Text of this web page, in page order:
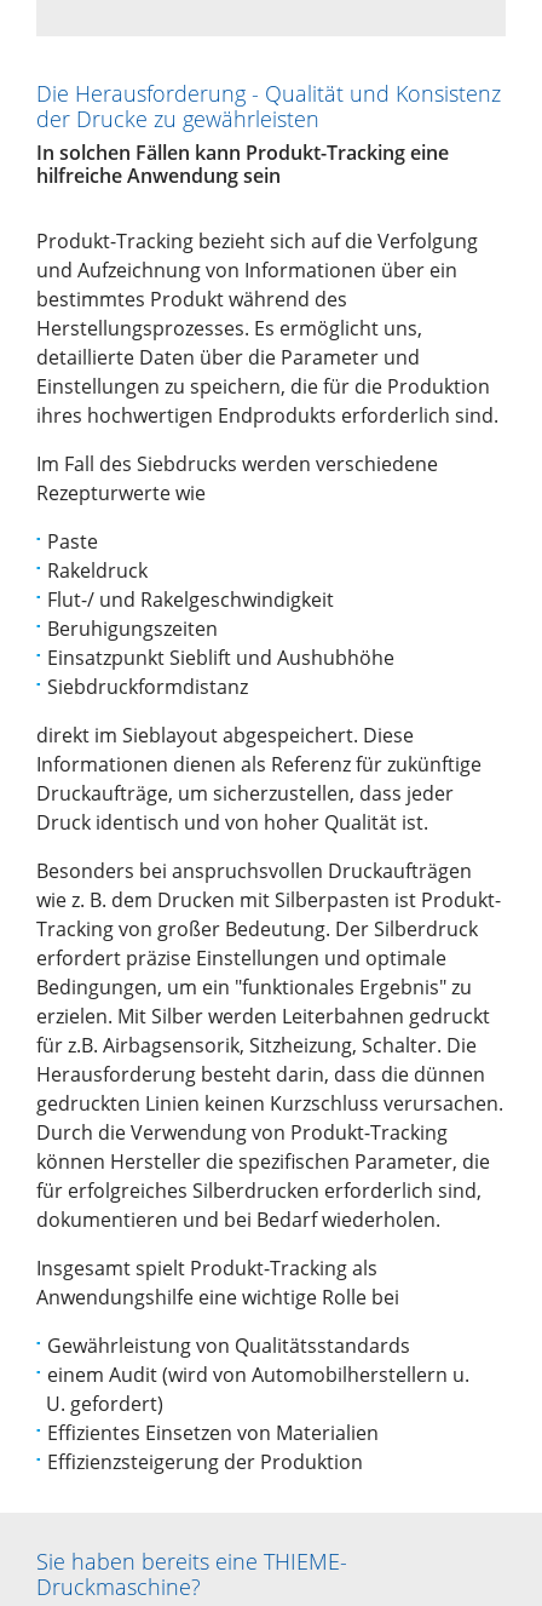
Die Herausforderung - Qualität und Konsistenz
der Drucke zu gewährleisten
In solchen Fällen kann Produkt-Tracking eine
hilfreiche Anwendung sein
Produkt-Tracking bezieht sich auf die Verfolgung
und Aufzeichnung von Informationen über ein
bestimmtes Produkt während des
Herstellungsprozesses. Es ermöglicht uns,
detaillierte Daten über die Parameter und
Einstellungen zu speichern, die für die Produktion
ihres hochwertigen Endprodukts erforderlich sind.
Im Fall des Siebdrucks werden verschiedene
Rezepturwerte wie
Paste
Rakeldruck
Flut-/ und Rakelgeschwindigkeit
Beruhigungszeiten
Einsatzpunkt Sieblift und Aushubhöhe
Siebdruckformdistanz
direkt im Sieblayout abgespeichert. Diese
Informationen dienen als Referenz für zukünftige
Druckaufträge, um sicherzustellen, dass jeder
Druck identisch und von hoher Qualität ist.
Besonders bei anspruchsvollen Druckaufträgen
wie z. B. dem Drucken mit Silberpasten ist Produkt-
Tracking von großer Bedeutung. Der Silberdruck
erfordert präzise Einstellungen und optimale
Bedingungen, um ein "funktionales Ergebnis" zu
erzielen. Mit Silber werden Leiterbahnen gedruckt
für z.B. Airbagsensorik, Sitzheizung, Schalter. Die
Herausforderung besteht darin, dass die dünnen
gedruckten Linien keinen Kurzschluss verursachen.
Durch die Verwendung von Produkt-Tracking
können Hersteller die spezifischen Parameter, die
für erfolgreiches Silberdrucken erforderlich sind,
dokumentieren und bei Bedarf wiederholen.
Insgesamt spielt Produkt-Tracking als
Anwendungshilfe eine wichtige Rolle bei
Gewährleistung von Qualitätsstandards
einem Audit (wird von Automobilherstellern u.
U. gefordert)
Effizientes Einsetzen von Materialien
Effizienzsteigerung der Produktion
Sie haben bereits eine THIEME-
Druckmaschine?